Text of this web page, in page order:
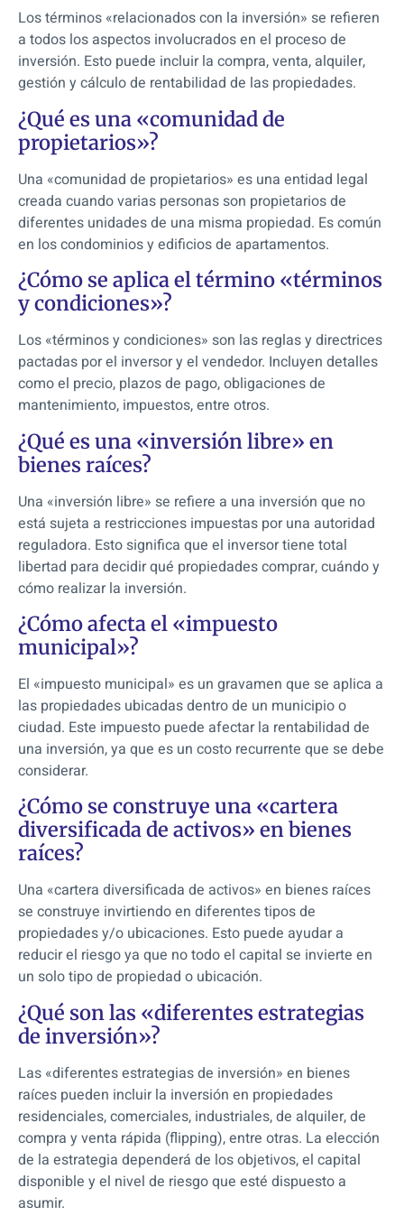
Los términos «relacionados con la inversión» se refieren
a todos los aspectos involucrados en el proceso de
inversión. Esto puede incluir la compra, venta, alquiler,
gestión y cálculo de rentabilidad de las propiedades.
¿Qué es una «comunidad de
propietarios»?
Una «comunidad de propietarios» es una entidad legal
creada cuando varias personas son propietarios de
diferentes unidades de una misma propiedad. Es común
en los condominios y edificios de apartamentos.
¿Cómo se aplica el término «términos
y condiciones»?
Los «términos y condiciones» son las reglas y directrices
pactadas por el inversor y el vendedor. Incluyen detalles
como el precio, plazos de pago, obligaciones de
mantenimiento, impuestos, entre otros.
¿Qué es una «inversión libre» en
bienes raíces?
Una «inversión libre» se refiere a una inversión que no
está sujeta a restricciones impuestas por una autoridad
reguladora. Esto significa que el inversor tiene total
libertad para decidir qué propiedades comprar, cuándo y
cómo realizar la inversión.
¿Cómo afecta el «impuesto
municipal»?
El «impuesto municipal» es un gravamen que se aplica a
las propiedades ubicadas dentro de un municipio o
ciudad. Este impuesto puede afectar la rentabilidad de
una inversión, ya que es un costo recurrente que se debe
considerar.
¿Cómo se construye una «cartera
diversificada de activos» en bienes
raíces?
Una «cartera diversificada de activos» en bienes raíces
se construye invirtiendo en diferentes tipos de
propiedades y/o ubicaciones. Esto puede ayudar a
reducir el riesgo ya que no todo el capital se invierte en
un solo tipo de propiedad o ubicación.
¿Qué son las «diferentes estrategias
de inversión»?
Las «diferentes estrategias de inversión» en bienes
raíces pueden incluir la inversión en propiedades
residenciales, comerciales, industriales, de alquiler, de
compra y venta rápida (flipping), entre otras. La elección
de la estrategia dependerá de los objetivos, el capital
disponible y el nivel de riesgo que esté dispuesto a
asumir.